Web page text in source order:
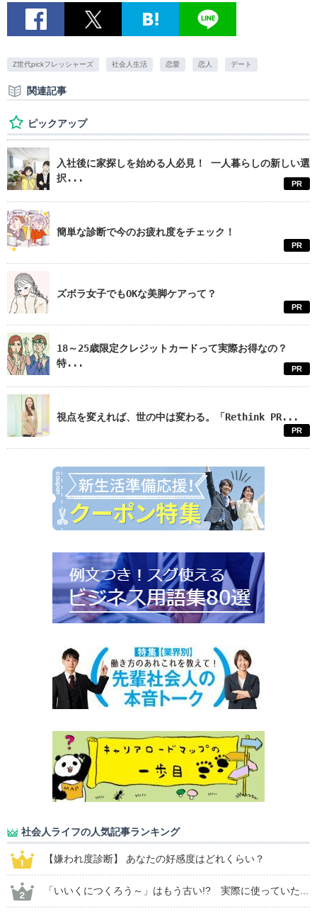
Z世代pickフレッシャーズ 社会人生活 恋愛 恋人 デート
関連記事
ピックアップ
入社後に家探しを始める人必見！ 一人暮らしの新しい選
択...
PR
簡単な診断で今のお疲れ度をチェック！
PR
ズボラ女子でもOKな美脚ケアって？
PR
18～25歳限定クレジットカードって実際お得なの？
特...
PR
視点を変えれば、世の中は変わる。「Rethink PR...
PR
社会人ライフの人気記事ランキング
【嫌われ度診断】 あなたの好感度はどれくらい？
「いいくにつくろう～」はもう古い!? 実際に使っていた...